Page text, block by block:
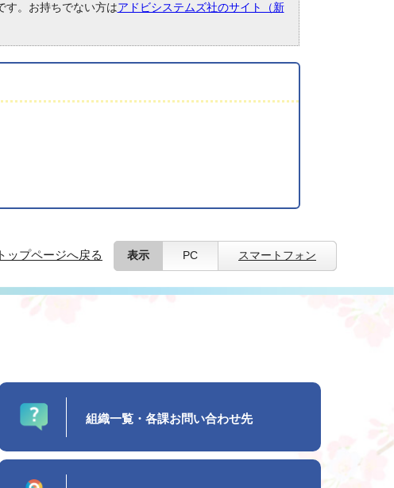
す。お持ちでない方はアドビシステムズ社のサイト（新
トップページへ戻る 表示 PC スマートフォン
組織一覧・各課お問い合わせ先